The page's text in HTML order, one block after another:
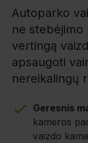
Autoparko
ne stebėjimo
vertingą
apsaugoti
nereikalingų
Geresnis
kameros
vaizdo